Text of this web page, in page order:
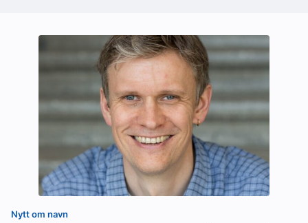
Nytt om navn